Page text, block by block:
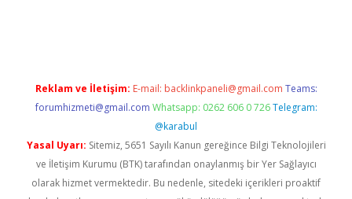
Reklam ve İletişim: E-mail: backlinkpaneli@gmail.com Teams:
forumhizmeti@gmail.com Whatsapp: 0262 606 0 726 Telegram:
@karabul
Yasal Uyarı: Sitemiz, 5651 Sayılı Kanun gereğince Bilgi Teknolojileri
ve İletişim Kurumu (BTK) tarafından onaylanmış bir Yer Sağlayıcı
olarak hizmet vermektedir. Bu nedenle, sitedeki içerikleri proaktif